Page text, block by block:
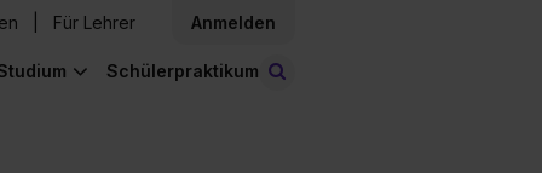
Für Lehrer Anmelden
Schülerpraktikum